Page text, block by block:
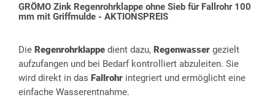
GRÖMO Zink Regenrohrklappe ohne Sieb für Fallrohr 100
mm mit Griffmulde - AKTIONSPREIS
Die Regenrohrklappe dient dazu, Regenwasser gezielt
aufzufangen und bei Bedarf kontrolliert abzuleiten. Sie
wird direkt in das Fallrohr integriert und ermöglicht eine
einfache Wasserentnahme.